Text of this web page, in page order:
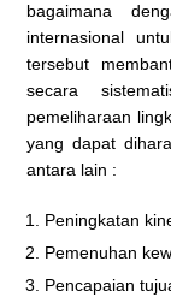
bagaimana
internasional
tersebut
secara
pemeliharaan
yang dapat
antara lain :
Peningkatan
Pemenuhan
Pencapaian